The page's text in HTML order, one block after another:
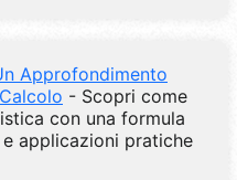
Approfondimento
- Scopri come
con una formula
applicazioni pratiche